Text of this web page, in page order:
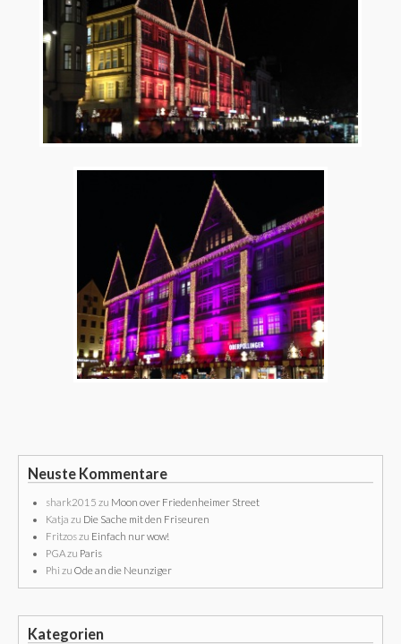
Neuste Kommentare
shark2015 zu Moon over Friedenheimer Street
Katja zu Die Sache mit den Friseuren
Fritzoszu Einfach nur wow!
PGAzu Paris
Phi zu Ode an die Neunziger
Kategorien